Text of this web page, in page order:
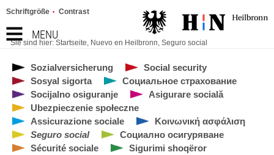
MENU
Schriftgröße Contrast
Sie sind hier: Startseite, Nuevo en Heilbronn, Seguro social
Sozialversicherung
Social security
Sosyal sigorta
Социальное страхование
Socijalno osiguranje
Asigurare socială
Ubezpieczenie społeczne
Assicurazione sociale
Κοινωνική ασφάλιση
Seguro social
Социално осигуряване
Sécurité sociale
Sigurimi shoqëror